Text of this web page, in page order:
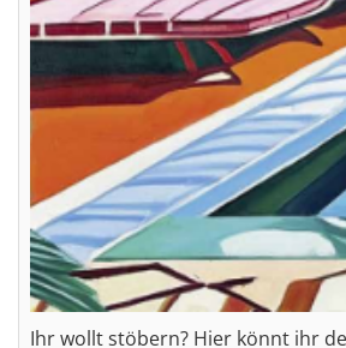
Ihr wollt stöbern? Hier könnt ihr